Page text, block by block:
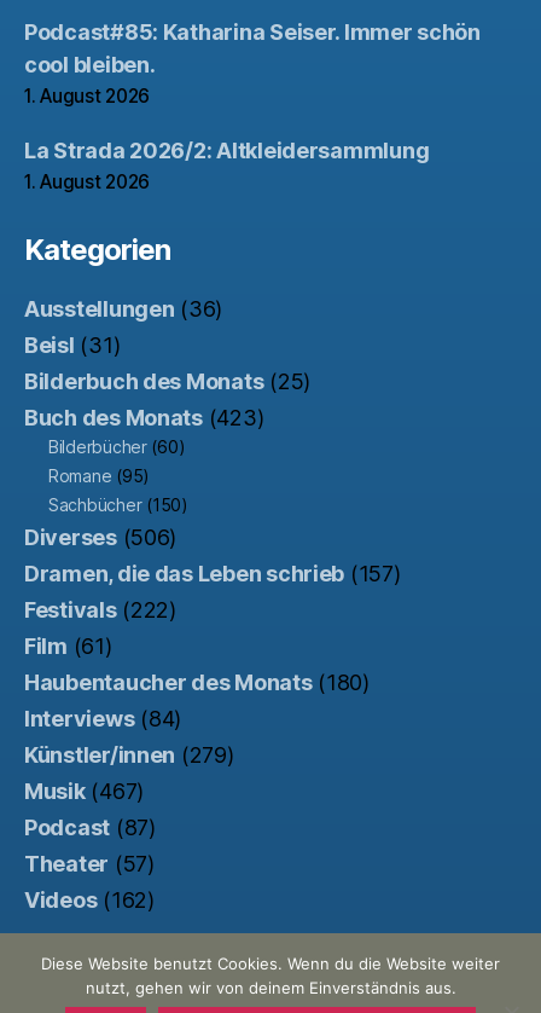
Podcast#85: Katharina Seiser. Immer schön
cool bleiben.
1. August 2026
La Strada 2026/2: Altkleidersammlung
1. August 2026
Kategorien
Ausstellungen (36)
Beisl (31)
Bilderbuch des Monats(25)
Buch des Monats(423)
Bilderbücher(60)
Romane (95)
Sachbücher(150)
Diverses(506)
Dramen, die das Leben schrieb (157)
Festivals(222)
Film (61)
Haubentaucher des Monats(180)
Interviews(84)
Künstler/innen (279)
Musik(467)
Podcast (87)
Theater (57)
Videos(162)
© 2026Der Haubentaucher Nach oben
Diese Website benutzt Cookies. Wenn du die Website weiter
nutzt, gehen wir von deinem Einverständnis aus.